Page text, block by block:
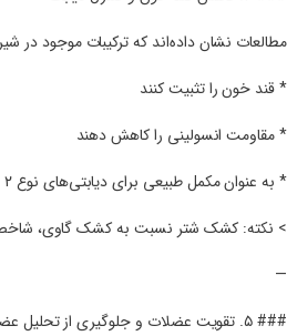
مطالعات نشان داده‌اند که ترکیبات موجود در
* قند خون را تثبیت کنند
* مقاومت انسولینی را کاهش دهند
* به عنوان مکمل طبیعی برای دیابتی‌های نوع ۲ استفاده شوند
> نکته: کشک شتر نسبت به کشک گاوی،
—
### ۵. تقویت عضلات و جلوگیری از تحلیل عضلانی (سارکوپنیا)